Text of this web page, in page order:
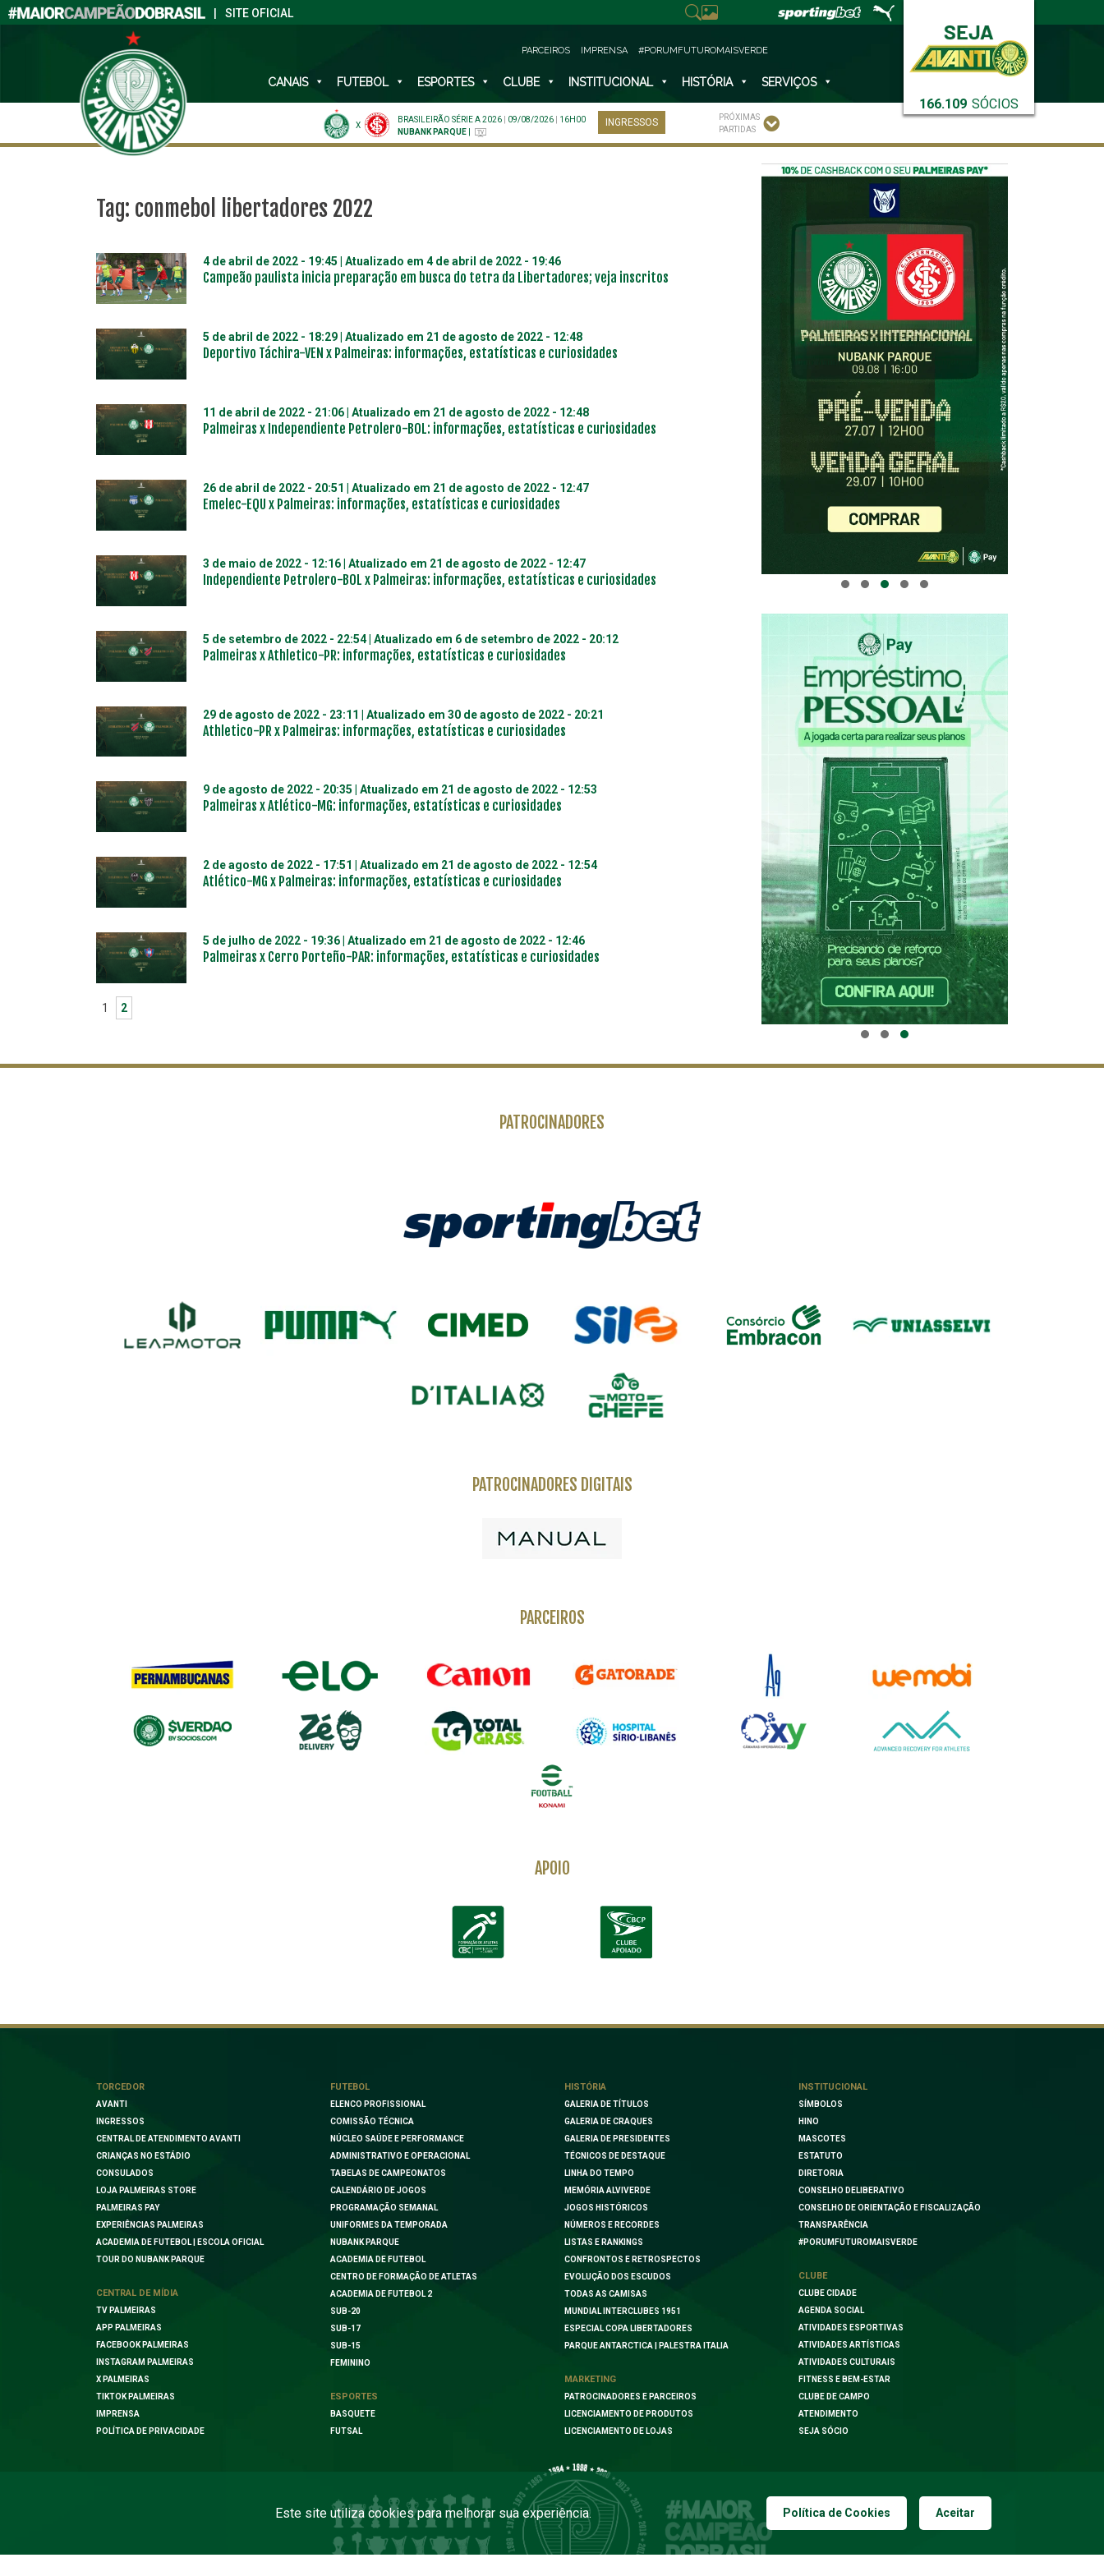
SITE OFICIAL
166.109 SÓCIOS
PARCEIROS IMPRENSA #PORUMFUTUROMAISVERDE
CANAIS FUTEBOL ESPORTES CLUBE INSTITUCIONAL HISTÓRIA SERVIÇOS
X
BRASILEIRÃO SÉRIE A 2026 09/08/2026
16H00
NUBANK PARQUE
INGRESSOS
PRÓXIMAS
PARTIDAS
Tag: conmebol libertadores 2022
4 de abril de 2022 - 19:45 | Atualizado em 4 de abril de 2022 - 19:46
Campeão paulista inicia preparação em busca do tetra da Libertadores; veja inscritos
5 de abril de 2022 - 18:29 | Atualizado em 21 de agosto de 2022 - 12:48
Deportivo Táchira-VEN x Palmeiras: informações, estatísticas e curiosidades
11 de abril de 2022 - 21:06 | Atualizado em 21 de agosto de 2022 - 12:48
Palmeiras x Independiente Petrolero-BOL: informações, estatísticas e curiosidades
26 de abril de 2022 - 20:51 | Atualizado em 21 de agosto de 2022 - 12:47
Emelec-EQU x Palmeiras: informações, estatísticas e curiosidades
3 de maio de 2022 - 12:16 | Atualizado em 21 de agosto de 2022 - 12:47
Independiente Petrolero-BOL x Palmeiras: informações, estatísticas e curiosidades
5 de setembro de 2022 - 22:54| Atualizado em 6 de setembro de 2022 - 20:12
Palmeiras x Athletico-PR: informações, estatísticas e curiosidades
29 de agosto de 2022 - 23:11 | Atualizado em 30 de agosto de 2022 - 20:21
Athletico-PR x Palmeiras: informações, estatísticas e curiosidades
9 de agosto de 2022 - 20:35 | Atualizado em 21 de agosto de 2022 - 12:53
Palmeiras x Atlético-MG: informações, estatísticas e curiosidades
2 de agosto de 2022 - 17:51 | Atualizado em 21 de agosto de 2022 - 12:54
Atlético-MG x Palmeiras: informações, estatísticas e curiosidades
5 de julho de 2022 - 19:36 | Atualizado em 21 de agosto de 2022 - 12:46
Palmeiras x Cerro Porteño-PAR: informações, estatísticas e curiosidades
1 2
PATROCINADORES
PATROCINADORES DIGITAIS
PARCEIROS
APOIO
TORCEDOR
AVANTI
INGRESSOS
CENTRAL DE ATENDIMENTO AVANTI
CRIANÇAS NO ESTÁDIO
CONSULADOS
LOJA PALMEIRAS STORE
PALMEIRAS PAY
EXPERIÊNCIAS PALMEIRAS
ACADEMIA DE FUTEBOL | ESCOLA OFICIAL
TOUR DO NUBANK PARQUE
CENTRAL DE MÍDIA
TV PALMEIRAS
APP PALMEIRAS
FACEBOOK PALMEIRAS
INSTAGRAM PALMEIRAS
X PALMEIRAS
TIKTOK PALMEIRAS
IMPRENSA
POLÍTICA DE PRIVACIDADE
FUTEBOL
ELENCO PROFISSIONAL
COMISSÃO TÉCNICA
NÚCLEO SAÚDE E PERFORMANCE
ADMINISTRATIVO E OPERACIONAL
TABELAS DE CAMPEONATOS
CALENDÁRIO DE JOGOS
PROGRAMAÇÃO SEMANAL
UNIFORMES DA TEMPORADA
NUBANK PARQUE
ACADEMIA DE FUTEBOL
CENTRO DE FORMAÇÃO DE ATLETAS
ACADEMIA DE FUTEBOL 2
SUB-20
SUB-17
SUB-15
FEMININO
ESPORTES
BASQUETE
FUTSAL
HISTÓRIA
GALERIA DE TÍTULOS
GALERIA DE CRAQUES
GALERIA DE PRESIDENTES
TÉCNICOS DE DESTAQUE
LINHA DO TEMPO
MEMÓRIA ALVIVERDE
JOGOS HISTÓRICOS
NÚMEROS E RECORDES
LISTAS E RANKINGS
CONFRONTOS E RETROSPECTOS
EVOLUÇÃO DOS ESCUDOS
TODAS AS CAMISAS
MUNDIAL INTERCLUBES 1951
ESPECIAL COPA LIBERTADORES
PARQUE ANTARCTICA | PALESTRA ITALIA
MARKETING
PATROCINADORES E PARCEIROS
LICENCIAMENTO DE PRODUTOS
LICENCIAMENTO DE LOJAS
INSTITUCIONAL
SÍMBOLOS
HINO
MASCOTES
ESTATUTO
DIRETORIA
CONSELHO DELIBERATIVO
CONSELHO DE ORIENTAÇÃO E FISCALIZAÇÃO
TRANSPARÊNCIA
#PORUMFUTUROMAISVERDE
CLUBE
CLUBE CIDADE
AGENDA SOCIAL
ATIVIDADES ESPORTIVAS
ATIVIDADES ARTÍSTICAS
ATIVIDADES CULTURAIS
FITNESS E BEM-ESTAR
CLUBE DE CAMPO
ATENDIMENTO
SEJA SÓCIO
Este site utiliza cookies para melhorar sua experiência. Política de Cookies Aceitar